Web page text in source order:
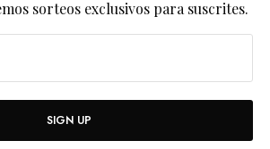
sorteos exclusivos para suscrites.
SIGN UP